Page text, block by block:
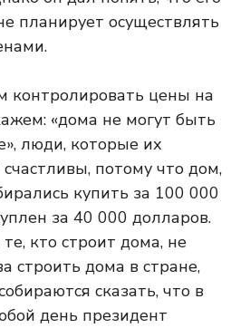
планирует осуществлять
контролировать цены на
«дома не могут быть
люди, которые их
потому что дом,
купить за 100 000
за 40 000 долларов.
кто строит дома, не
строить дома в стране,
сказать, что в
день президент